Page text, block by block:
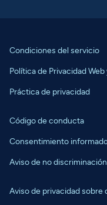
Condiciones del servicio
Política de Privacidad Web
Práctica de privacidad
Código de conducta
Consentimiento
Aviso de no discriminación
Aviso de privacidad sobre